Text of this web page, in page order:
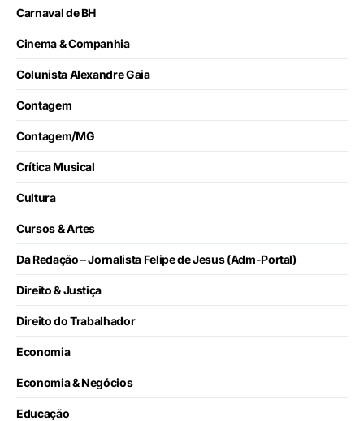
Carnaval de BH
Cinema & Companhia
Colunista Alexandre Gaia
Contagem
Contagem/MG
Crítica Musical
Cultura
Cursos & Artes
Da Redação – Jornalista Felipe de Jesus (Adm-Portal)
Direito & Justiça
Direito do Trabalhador
Economia
Economia & Negócios
Educação